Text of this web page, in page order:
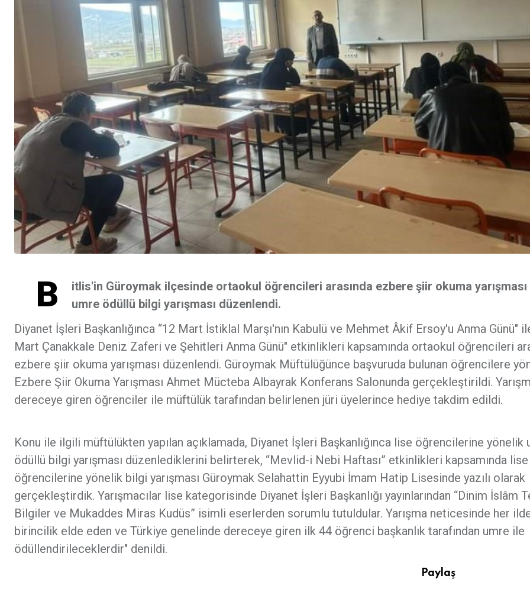
B
itlis'in Güroymak ilçesinde ortaokul öğrencileri arasında ezbere şiir okuma yarışması
umre ödüllü bilgi yarışması düzenlendi.
Diyanet İşleri Başkanlığınca “12 Mart İstiklal Marşı'nın Kabulü ve Mehmet Âkif Ersoy'u Anma Günü"
Mart Çanakkale Deniz Zaferi ve Şehitleri Anma Günü" etkinlikleri kapsamında ortaokul öğrencileri
ezbere şiir okuma yarışması düzenlendi. Güroymak Müftülüğünce başvuruda bulunan öğrencilere
Ezbere Şiir Okuma Yarışması Ahmet Mücteba Albayrak Konferans Salonunda gerçekleştirildi.
dereceye giren öğrenciler ile müftülük tarafından belirlenen jüri üyelerince hediye takdim edildi.
Konu ile ilgili müftülükten yapılan açıklamada, Diyanet İşleri Başkanlığınca lise öğrencilerine yönelik
ödüllü bilgi yarışması düzenlediklerini belirterek, “Mevlid-i Nebi Haftası” etkinlikleri kapsamında lise
öğrencilerine yönelik bilgi yarışması Güroymak Selahattin Eyyubi İmam Hatip Lisesinde yazılı olarak
gerçekleştirdik. Yarışmacılar lise kategorisinde Diyanet İşleri Başkanlığı yayınlarından “Dinim İslâm
Bilgiler ve Mukaddes Miras Kudüs” isimli eserlerden sorumlu tutuldular. Yarışma neticesinde her
birincilik elde eden ve Türkiye genelinde dereceye giren ilk 44 öğrenci başkanlık tarafından umre ile
ödüllendirileceklerdir" denildi.
Paylaş